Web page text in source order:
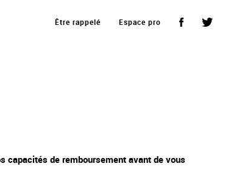
Être rappelé Espace pro
capacités de remboursement avant de vous